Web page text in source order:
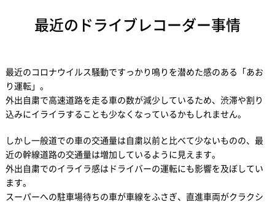
最近のドライブレコーダー事情
最近のコロナウイルス騒動ですっかり鳴りを潜めた感のある「あお
り運転」。
外出自粛で高速道路を走る車の数が減少しているため、渋滞や割り
込みにイライラすることも少なくなっているかもしれません。
しかし一般道での車の交通量は自粛以前と比べて少ないものの、最
近の幹線道路の交通量は増加しているように見えます。
外出自粛でのイライラ感はドライバーの運転にも影響を及ぼしてい
ます。
スーパーへの駐車場待ちの車が車線をふさぎ、直進車両がクラクシ